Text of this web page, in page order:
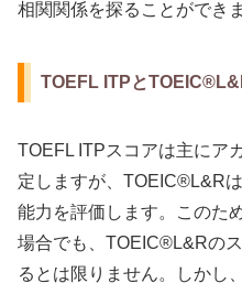
相関関係を探ることができま
TOEFL ITPと
TOEFL ITPスコアは主にア
定しますが、TOEIC®L&R
能力を評価します。このた
場合でも、TOEIC®L&Rの
るとは限りません。しかし